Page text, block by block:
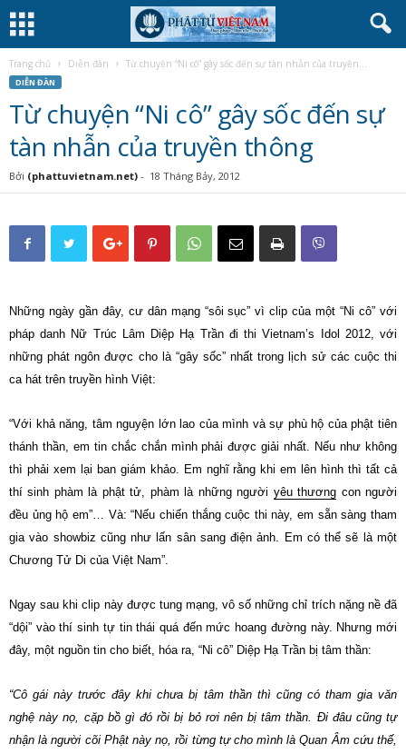
Trang chủ Diễn đàn Từ chuyện “Ni cô” gây sốc đến sự tàn nhẫn của truyền...
DIỄN ĐÀN
Từ chuyện “Ni cô” gây sốc đến sự
tàn nhẫn của truyền thông
Bởi (phattuvietnam.net) - 18 Tháng Bảy, 2012
Những ngày gần đây, cư dân mạng “sôi sục” vì clip của một “Ni cô” với
pháp danh Nữ Trúc Lâm Diệp Hạ Trần đi thi Vietnam’s Idol 2012, với
những phát ngôn được cho là “gây sốc” nhất trong lịch sử các cuộc thi
ca hát trên truyền hình Việt:
“Với khả năng, tâm nguyện lớn lao của mình và sự phù hộ của phật tiên
thánh thần, em tin chắc chắn mình phải được giải nhất. Nếu như không
thì phải xem lại ban giám khảo. Em nghĩ rằng khi em lên hình thì tất cả
thí sinh phàm là phật tử, phàm là những người yêu thương con người
đều ủng hộ em”… Và: “Nếu chiến thắng cuộc thi này, em sẵn sàng tham
gia vào showbiz cũng như lấn sân sang điện ảnh. Em có thể sẽ là một
Chương Tử Di của Việt Nam”.
Ngay sau khi clip này được tung mạng, vô số những chỉ trích nặng nề đã
“dội” vào thí sinh tự tin thái quá đến mức hoang đường này. Nhưng mới
đây, một nguồn tin cho biết, hóa ra, “Ni cô” Diệp Hạ Trần bị tâm thần:
“Cô gái này trước đây khi chưa bị tâm thần thì cũng có tham gia văn
nghệ này nọ, cặp bồ gì đó rồi bị bỏ rơi nên bị tâm thần. Đi đâu cũng tự
nhận là người cõi Phật này nọ, rồi từng tự cho mình là Quan Âm cứu thế,